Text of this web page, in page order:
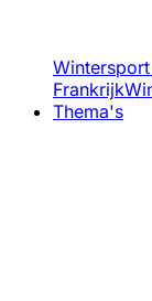
Frankrijk
Thema's